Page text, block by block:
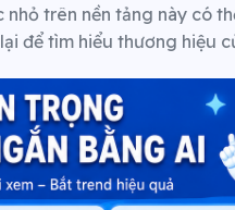
trên nền tảng này có
để tìm hiểu thương hiệu